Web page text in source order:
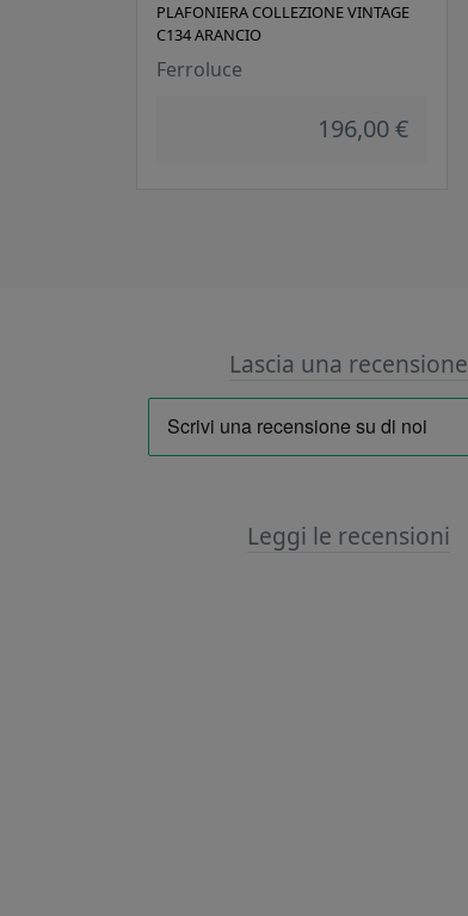
PLAFONIERA COLLEZIONE VINTAGE
C134 ARANCIO
Ferroluce
196,00 €
Lascia una recensione
Leggi le recensioni